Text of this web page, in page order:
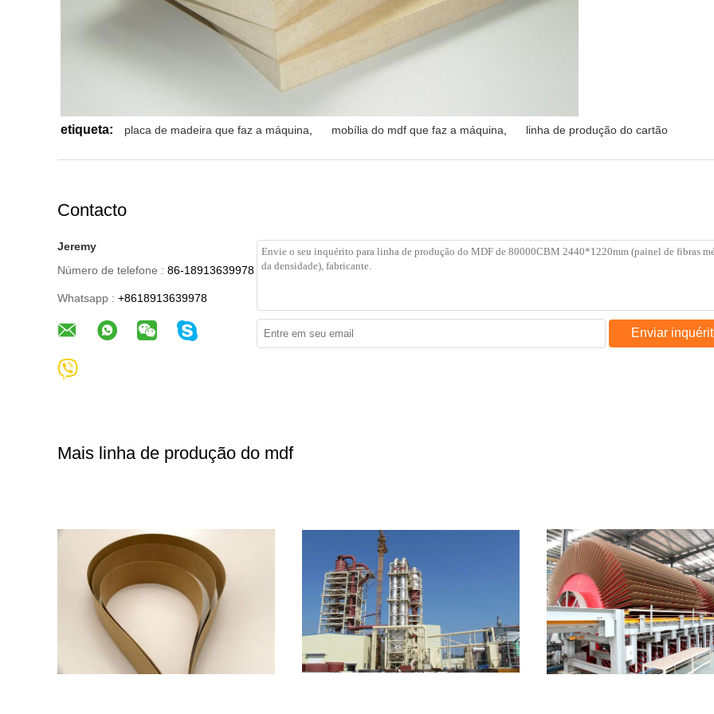
etiqueta: placa de madeira que faz a máquina mobília do mdf que faz a máquina linha de produção do cartão
Contacto
Jeremy
Número de telefone : 86-18913639978
Whatsapp : +8618913639978
Enviar
Mais linha de produção do mdf